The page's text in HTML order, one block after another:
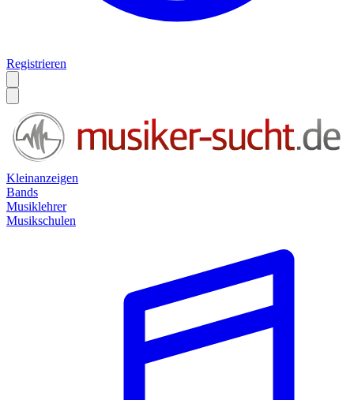
Registrieren
Kleinanzeigen
Bands
Musiklehrer
Musikschulen